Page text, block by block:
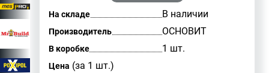
На складе В наличии
Производитель ОСНОВИТ
В коробке 1 шт.
Цена (за 1 шт.)